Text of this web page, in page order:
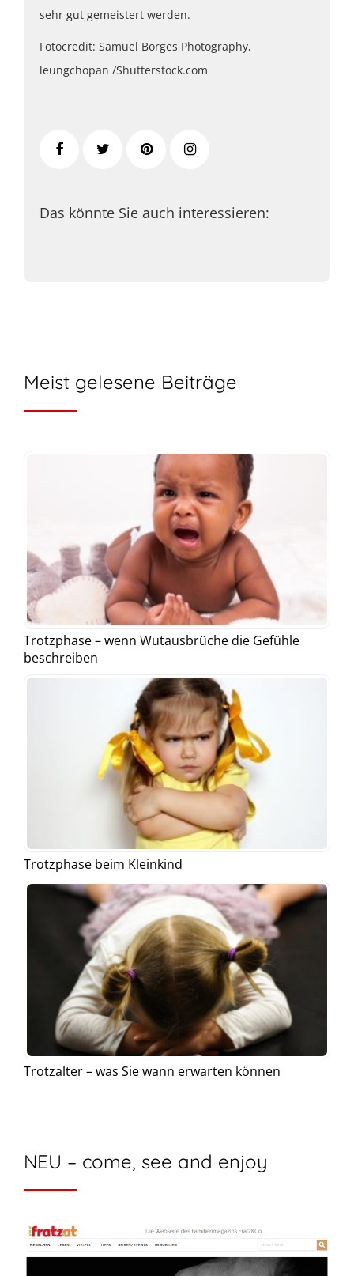
sehr gut gemeistert werden.
Fotocredit: Samuel Borges Photography,
leungchopan /Shutterstock.com
Das könnte Sie auch interessieren:
Meist gelesene Beiträge
Trotzphase – wenn Wutausbrüche die Gefühle
beschreiben
Trotzphase beim Kleinkind
Trotzalter – was Sie wann erwarten können
NEU – come, see and enjoy